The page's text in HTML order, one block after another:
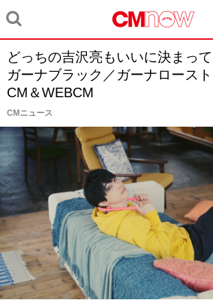
どっちの吉沢亮もいいに決まっ
ガーナブラック／ガーナロース
CM＆WEBCM
CMニュース